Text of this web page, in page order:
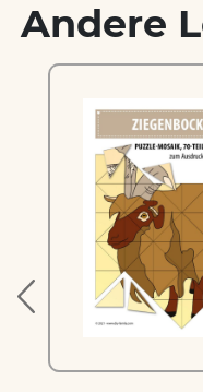
Andere